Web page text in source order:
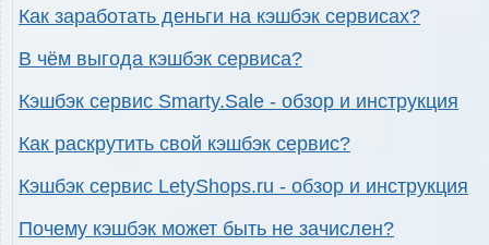
Как заработать деньги на кэшбэк сервисах?
В чём выгода кэшбэк сервиса?
Кэшбэк сервис Smarty.Sale - обзор и инструкция
Как раскрутить свой кэшбэк сервис?
Кэшбэк сервис LetyShops.ru - обзор и инструкция
Почему кэшбэк может быть не зачислен?